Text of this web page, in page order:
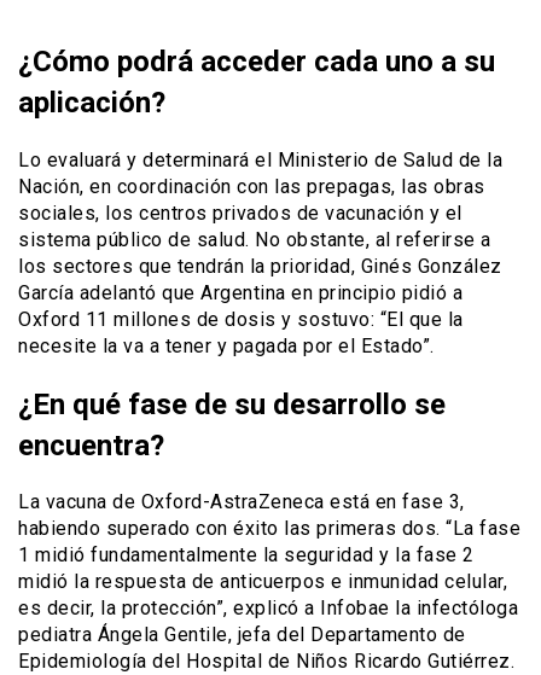
¿Cómo podrá acceder cada uno a su
aplicación?
Lo evaluará y determinará el Ministerio de Salud de la
Nación, en coordinación con las prepagas, las obras
sociales, los centros privados de vacunación y el
sistema público de salud. No obstante, al referirse a
los sectores que tendrán la prioridad, Ginés González
García adelantó que Argentina en principio pidió a
Oxford 11 millones de dosis y sostuvo: “El que la
necesite la va a tener y pagada por el Estado”.
¿En qué fase de su desarrollo se
encuentra?
La vacuna de Oxford-AstraZeneca está en fase 3,
habiendo superado con éxito las primeras dos. “La fase
1 midió fundamentalmente la seguridad y la fase 2
midió la respuesta de anticuerpos e inmunidad celular,
es decir, la protección”, explicó a Infobae la infectóloga
pediatra Ángela Gentile, jefa del Departamento de
Epidemiología del Hospital de Niños Ricardo Gutiérrez.